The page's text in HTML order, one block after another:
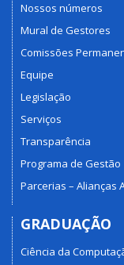
Nossos números
Mural de Gestores
Comissões
Equipe
Legislação
Serviços
Transparência
Programa de Gestão
Parcerias – Alianças
GRADUAÇÃO
Ciência da